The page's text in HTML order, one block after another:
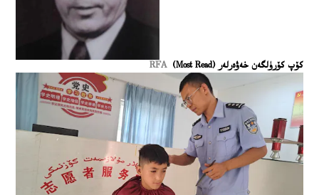
كۆپ كۆرۈلگەن خەۋەرلەر (Most Read) RFA